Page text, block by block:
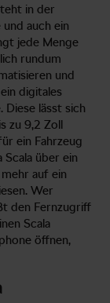
in der
auch ein
jede Menge
rundum
und
digitales
lässt sich
zu 9,2 Zoll
ein Fahrzeug
über ein
auf ein
Wer
den Fernzugriff
Scala
öffnen,